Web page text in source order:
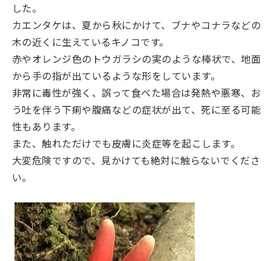
した。
カエンタケは、夏から秋にかけて、ブナやコナラなどの
木の近くに生えているキノコです。
赤やオレンジ色のトウガラシの実のような棒状で、地面
から手の指が出ているような形をしています。
非常に毒性が強く、誤って食べた場合は発熱や悪寒、お
う吐を伴う下痢や腹痛などの症状が出て、死に至る可能
性もあります。
また、触れただけでも皮膚に炎症等を起こします。
大変危険ですので、見かけても絶対に触らないでくださ
い。